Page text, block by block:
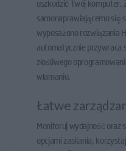
uszkodzić Twój komputer.
samonaprawiającemu się
wyposażono rozwiązania
automatycznie przywraca
złośliwego
włamaniu.
Łatwe
Monitoruj wydajność oraz
opcjami zasilania,